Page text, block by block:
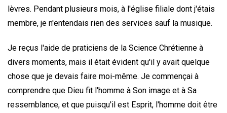
lèvres. Pendant plusieurs mois, à l'église filiale dont j'étais
membre, je n'entendais rien des services sauf la musique.
Je reçus l'aide de praticiens de la Science Chrétienne à
divers moments, mais il était évident qu'il y avait quelque
chose que je devais faire moi-même. Je commençai à
comprendre que Dieu fit l'homme à Son image et à Sa
ressemblance, et que puisqu'il est Esprit, l'homme doit être